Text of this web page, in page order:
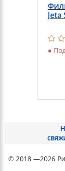
Jeta
●
© 2018 —2026